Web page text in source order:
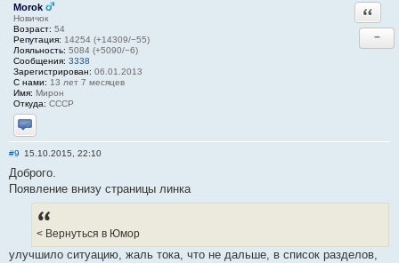
Morok
Новичок
Возраст: 54
Репутация: 14254 (+14309/−55)
Лояльность: 5084 (+5090/−6)
Сообщения: 3338
Зарегистрирован: 06.01.2013
С нами: 13 лет 7 месяцев
Имя: Мирон
Откуда: СССР
Отправить личное сообщение
−
#9 15.10.2015, 22:10
Доброго.
Появление внизу страницы линка
< Вернуться в Юмор
улучшило ситуацию, жаль тока, что не дальше, в список разделов,